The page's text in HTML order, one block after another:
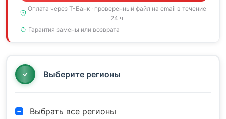
Оплата через Т-Банк · проверенный файл на email в течение
24 ч
Гарантия замены или возврата
Выберите регионы
Выбрать все регионы